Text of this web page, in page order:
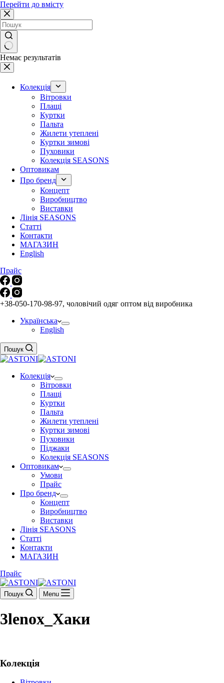
Перейти до вмісту
Немає результатів
Колекція
Вітровки
Плащі
Куртки
Пальта
Жилети утеплені
Куртки зимові
Пуховики
Колекція SEASONS
Оптовикам
Про бренд
Концепт
Виробництво
Виставки
Лінія SEASONS
Статті
Контакти
МАГАЗИН
English
Прайс
+38-050-170-98-97, чоловічий одяг оптом від виробника
Українська
English
Пошук
Колекція
Вітровки
Плащі
Куртки
Пальта
Жилети утеплені
Куртки зимові
Пуховики
Піджаки
Колекція SEASONS
Оптовикам
Умови
Прайс
Про бренд
Концепт
Виробництво
Виставки
Лінія SEASONS
Статті
Контакти
МАГАЗИН
Прайс
Пошук Menu
3lenox_Хаки
Колекція